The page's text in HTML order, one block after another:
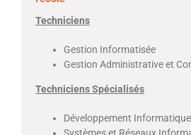
Techniciens
Gestion Informatisée
Gestion Administrative et
Techniciens Spécialisés
Développement Informatique